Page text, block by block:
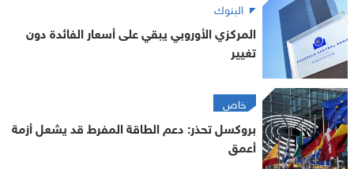
البنوك
المركزي الأوروبي يبقي على أسعار الفائدة دون
تغيير
خاص
بروكسل تحذر: دعم الطاقة المفرط قد يشعل أزمة
أعمق